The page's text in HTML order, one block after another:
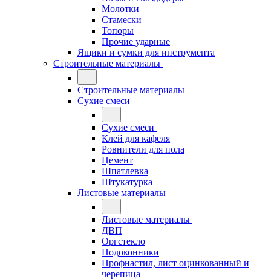
Молотки
Стамески
Топоры
Прочие ударные
Ящики и сумки для инструмента
Строительные материалы
Строительные материалы
Сухие смеси
Сухие смеси
Клей для кафеля
Ровнители для пола
Цемент
Шпатлевка
Штукатурка
Листовые материалы
Листовые материалы
ДВП
Оргстекло
Подоконники
Профнастил, лист оцинкованный и
черепица